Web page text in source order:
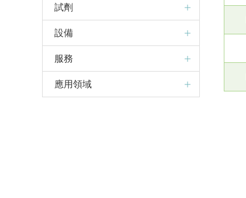
試劑
設備
服務
應用領域